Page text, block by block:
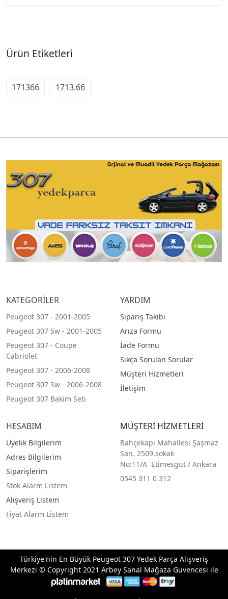
Ürün Etiketleri
171366 1713.66
KATEGORİLER
Peugeot 307 - 2001-2005
Peugeot 307 Sw - 2001-2005
Peugeot 307 - Coupe
Cabriolet
Peugeot 307 - 2006-2008
Peugeot 307 Sw - 2006-2008
Peugeot 307 Bakim Seti
YARDIM
Sipariş Takibi
Arıza Formu
İade Formu
Sıkça Sorulan Sorular
Müşteri Hizmetleri
İletişim
HESABIM
Üyelik Bilgilerim
Adres Bilgilerim
Siparişlerim
Stok Alarm Listem
Alışveriş Listem
Fiyat Alarm Listem
MÜŞTERİ HİZMETLERİ
Bahçekapı Mahallesi Şaşmaz
San. 2509.sokak
No:11/A Etimesgut / Ankara
0545 311 0 312
Türkiye'nin En Büyük Peugeot 307 Yedek Parça Alışveriş
Merkezi © Copyright 2021 Arbey Sanal Mağaza Güvencesi ile